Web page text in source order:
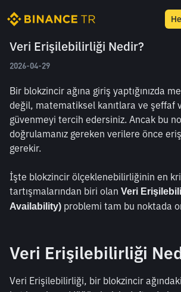
Veri Erişilebilirliği Nedir?
2026-04-29
Bir blokzincir ağına giriş yaptığınızda
değil, matematiksel kanıtlara ve şeffaf
güvenmeyi tercih edersiniz. Ancak bu
doğrulamanız gereken verilere önce
gerekir.
İşte blokzincir ölçeklenebilirliğinin en
tartışmalarından biri olan Veri
Availability) problemi tam bu noktada
Veri Erişilebilirliği
Veri Erişilebilirliği, bir blokzincir